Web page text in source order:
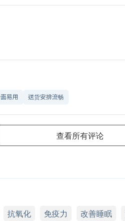
易用 送货安排流畅
查看所有评论
抗氧化 免疫力 改善睡眠